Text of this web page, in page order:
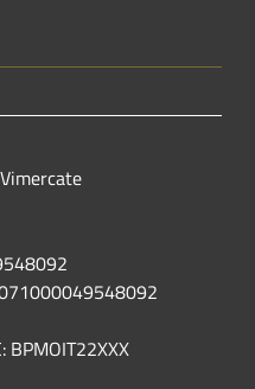
BPMOIT22XXX